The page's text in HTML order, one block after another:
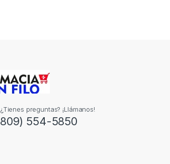
¿Tienes preguntas? ¡Llámanos!
809) 554-5850